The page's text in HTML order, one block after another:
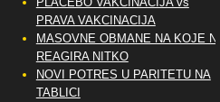
PRAVA VAKCINACIJA
MASOVNE OBMANE NA KOJE NE
REAGIRA NITKO
NOVI POTRES U PARITETU NA
TABLICI